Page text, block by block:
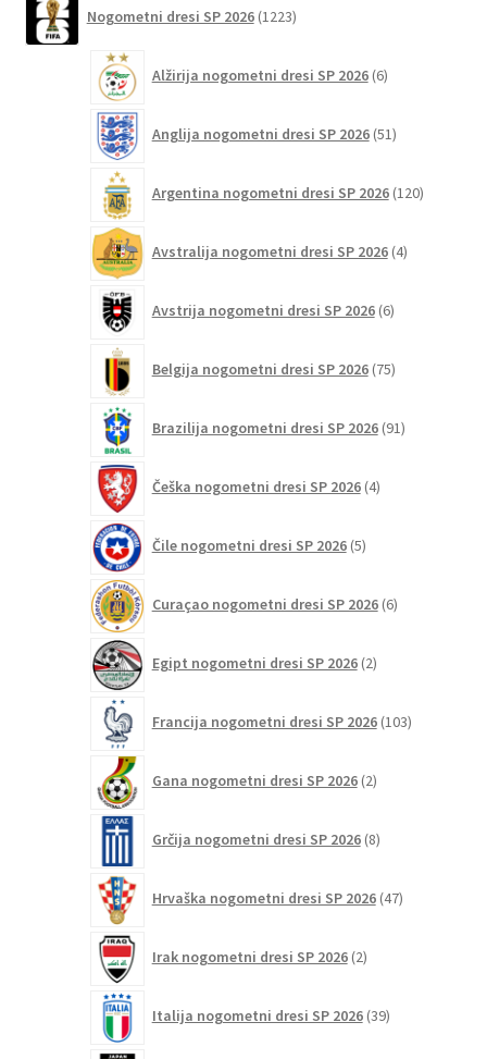
izberete
strani
Nogometni dresi SP 2026 1223izdelkov
Alžirija nogometni dresi SP 2026 6izdelkov
Anglija nogometni dresi SP 2026 51izdelkov
Argentina nogometni dresi SP 2026 120izdelkov
Avstralija nogometni dresi SP 2026 4izdelki
Avstrija nogometni dresi SP 2026 6izdelkov
Belgija nogometni dresi SP 2026 75izdelkov
Brazilija nogometni dresi SP 2026 91izdelkov
Češka nogometni dresi SP 2026 4izdelki
Čile nogometni dresi SP 2026 5izdelkov
Curaçao nogometni dresi SP 2026 6izdelkov
Egipt nogometni dresi SP 2026 2izdelka
Francija nogometni dresi SP 2026 103izdelki
Gana nogometni dresi SP 2026 2izdelka
Grčija nogometni dresi SP 2026 8izdelkov
Hrvaška nogometni dresi SP 2026 47izdelkov
Irak nogometni dresi SP 2026 2izdelka
Italija nogometni dresi SP 2026 39izdelkov